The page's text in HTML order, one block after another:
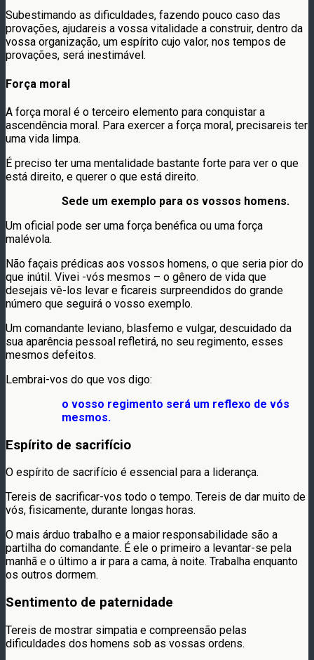
Subestimando as dificuldades, fazendo pouco caso das
provações, ajudareis a vossa vitalidade a construir, dentro da
vossa organização, um espírito cujo valor, nos tempos de
provações, será inestimável.
Força moral
A força moral é o terceiro elemento para conquistar a
ascendência moral. Para exercer a força moral, precisareis ter
uma vida limpa.
É preciso ter uma mentalidade bastante forte para ver o que
está direito, e querer o que está direito.
Sede um exemplo para os vossos homens.
Um oficial pode ser uma força benéfica ou uma força
malévola.
Não façais prédicas aos vossos homens, o que seria pior do
que inútil. Vivei -vós mesmos – o gênero de vida que
desejais vê-los levar e ficareis surpreendidos do grande
número que seguirá o vosso exemplo.
Um comandante leviano, blasfemo e vulgar, descuidado da
sua aparência pessoal refletirá, no seu regimento, esses
mesmos defeitos.
Lembrai-vos do que vos digo:
o vosso regimento será um reflexo de vós
mesmos.
Espírito de sacrifício
O espírito de sacrifício é essencial para a liderança.
Tereis de sacrificar-vos todo o tempo. Tereis de dar muito de
vós, fisicamente, durante longas horas.
O mais árduo trabalho e a maior responsabilidade são a
partilha do comandante. É ele o primeiro a levantar-se pela
manhã e o último a ir para a cama, à noite. Trabalha enquanto
os outros dormem.
Sentimento de paternidade
Tereis de mostrar simpatia e compreensão pelas
dificuldades dos homens sob as vossas ordens.